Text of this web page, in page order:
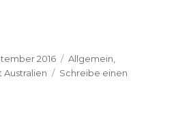
2016 Kategorien
Allgemein
Australien
Schreibe einen